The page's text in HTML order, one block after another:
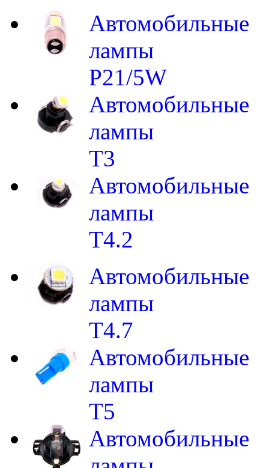
Автомобильные
лампы
P21/5W
Автомобильные
лампы
T3
Автомобильные
лампы
T4.2
Автомобильные
лампы
T4.7
Автомобильные
лампы
T5
Автомобильные